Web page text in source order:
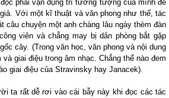
phải vận dụng trí tưởng tượng của mình để
Với một kĩ thuật và văn phong như thế, tác
câu chuyện một anh chàng lâu ngày thèm đàn
viên và chẳng may bị dân phòng bắt gặp
cây. (Trong văn học, văn phong và nội dung
giai điệu trong âm nhạc. Chẳng thể nào đem
giai điệu của Stravinsky hay Janacek).
ta rất dễ rơi vào cái bẫy này khi đọc các tác